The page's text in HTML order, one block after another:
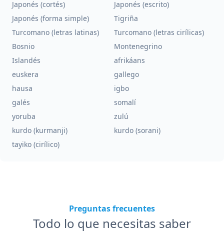
Japonés (cortés)
Japonés (escrito)
Japonés (forma simple)
Tigriña
Turcomano (letras latinas)
Turcomano (letras cirílicas)
Bosnio
Montenegrino
Islandés
afrikáans
euskera
gallego
hausa
igbo
galés
somalí
yoruba
zulú
kurdo (kurmanji)
kurdo (sorani)
tayiko (cirílico)
Preguntas frecuentes
Todo lo que necesitas saber